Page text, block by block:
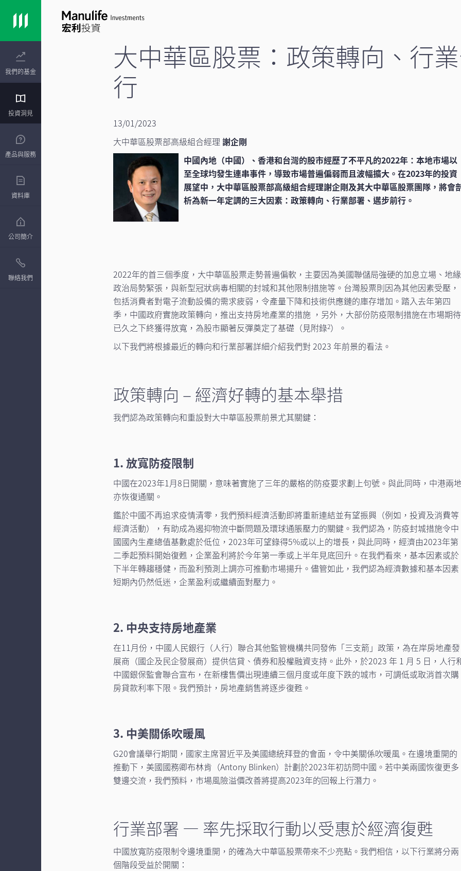
我們的基金
投資洞見
產品與服務
資料庫
公司簡介
聯絡我們
大中華區股票：政策轉向、行
行
13/01/2023
大中華區股票部高級組合經理謝企剛
中國內地（中國）、香港和台灣的股市經歷了不平凡的2022年：本地市場以
至全球均發生連串事件，導致市場普遍偏弱而且波幅擴大。在2023年的投資
展望中，大中華區股票部高級組合經理謝企剛及其大中華區股票團隊，將會
析為新一年定調的三大因素：政策轉向、行業部署、邁步前行。
2022年的首三個季度，大中華區股票走勢普遍偏軟，主要因為美國聯儲局強硬的加息立場、地緣
政治局勢緊張，與新型冠狀病毒相關的封城和其他限制措施等。台灣股票則因為其他因素受壓，
包括消費者對電子流動設備的需求疲弱，令產量下降和技術供應鏈的庫存增加。踏入去年第四
季，中國政府實施政策轉向，推出支持房地產業的措施 ，另外，大部份防疫限制措施在市場期待
已久之下終獲得放寬，為股市顯著反彈奠定了基礎（見附錄2）。
以下我們將根據最近的轉向和行業部署詳細介紹我們對 2023 年前景的看法。
政策轉向 – 經濟好轉的基本舉措
我們認為政策轉向和重設對大中華區股票前景尤其關鍵：
1. 放寬防疫限制
中國在2023年1月8日開關，意味著實施了三年的嚴格的防疫要求劃上句號。與此同時，中港兩
亦恢復通關。
鑑於中國不再追求疫情清零，我們預料經濟活動即將重新連結並有望振興（例如，投資及消費等
經濟活動），有助成為遏抑物流中斷問題及環球通脹壓力的關鍵。我們認為，防疫封城措施令中
國國內生產總值基數處於低位，2023年可望錄得5%或以上的增長，與此同時，經濟由2023年第
二季起預料開始復甦，企業盈利將於今年第一季或上半年見底回升。在我們看來，基本因素或於
下半年轉趨穩健，而盈利預測上調亦可推動市場揚升。儘管如此，我們認為經濟數據和基本因素
短期內仍然低迷，企業盈利或繼續面對壓力。
2. 中央支持房地產業
在11月份，中國人民銀行（人行）聯合其他監管機構共同發佈「三支箭」政策，為在岸房地產發
展商（國企及民企發展商）提供信貸、債券和股權融資支持。此外，於2023 年 1 月 5 日，人行
中國銀保監會聯合宣布，在新樓售價出現連續三個月度或年度下跌的城市，可調低或取消首次購
房貸款利率下限。我們預計，房地產銷售將逐步復甦。
3. 中美關係吹暖風
G20會議舉行期間，國家主席習近平及美國總統拜登的會面，令中美關係吹暖風。在邊境重開的
推動下，美國國務卿布林肯（Antony Blinken）計劃於2023年初訪問中國。若中美兩國恢復更多
雙邊交流，我們預料，市場風險溢價改善將提高2023年的回報上行潛力。
行業部署 — 率先採取行動以受惠於經濟復甦
中國放寬防疫限制令邊境重開，的確為大中華區股票帶來不少亮點。我們相信，以下行業將分兩
個階段受益於開關：